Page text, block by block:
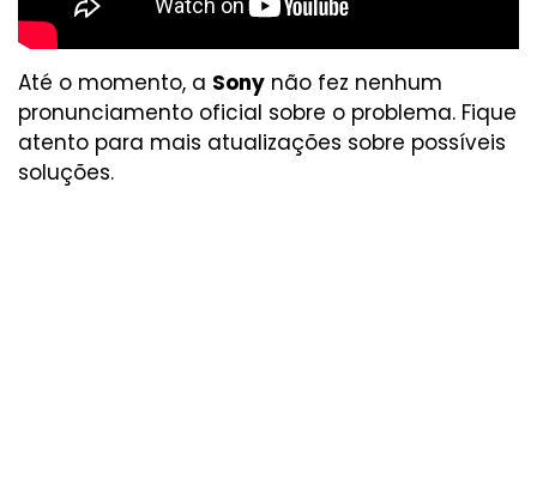
Até o momento, a Sony não fez nenhum
pronunciamento oficial sobre o problema. Fique
atento para mais atualizações sobre possíveis
soluções.